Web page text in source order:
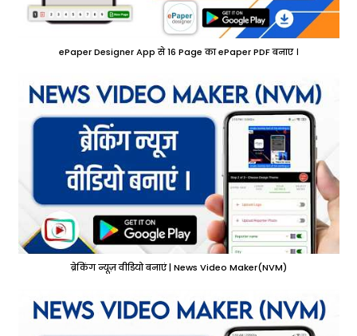
ePaper Designer App से 16 Page का ePaper PDF बनाए ।
ब्रेकिंग न्यूज़ वीडियो बनाएं | News Video Maker(NVM)